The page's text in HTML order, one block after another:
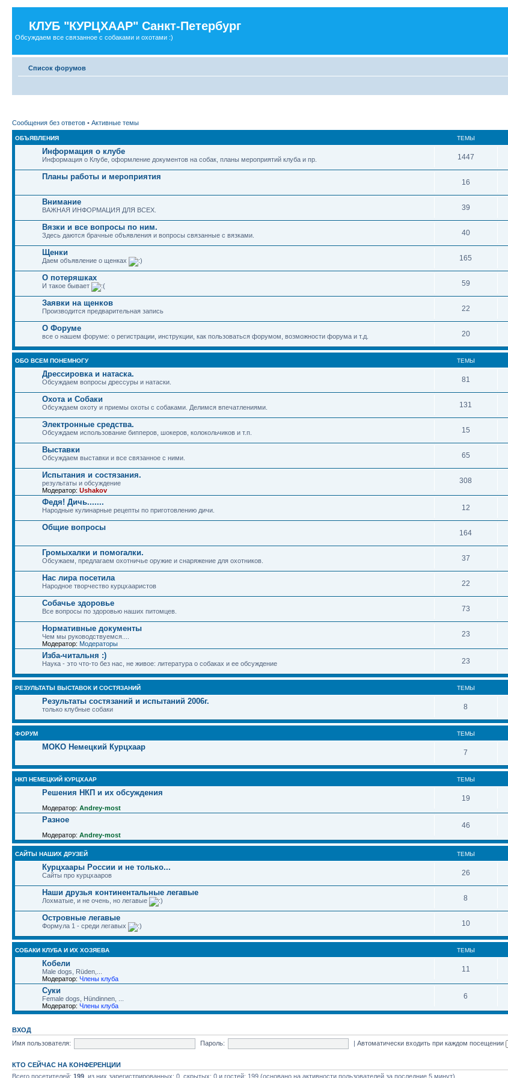
КЛУБ "КУРЦХААР" Санкт-Петербург
Обсуждаем все связанное с собаками и охотами :)
Список форумов
Сообщения без ответов • Активные темы
ОБЪЯВЛЕНИЯ ТЕМЫ
Информация о клубе
Информация о Клубе, оформление документов на собак, планы мероприятий клуба и пр. 1447
Планы работы и мероприятия
16
Внимание
ВАЖНАЯ ИНФОРМАЦИЯ ДЛЯ ВСЕХ. 39
Вязки и все вопросы по ним.
Здесь даются брачные объявления и вопросы связанные с вязками. 40
Щенки
Даем объявление о щенках 165
О потеряшках
И такое бывает 59
Заявки на щенков
Производится предварительная запись 22
О Форуме
все о нашем форуме: о регистрации, инструкции, как пользоваться форумом, возможности форума и т.д. 20
ОБО ВСЕМ ПОНЕМНОГУ ТЕМЫ
Дрессировка и натаска.
Обсуждаем вопросы дрессуры и натаски. 81
Охота и Собаки
Обсуждаем охоту и приемы охоты с собаками. Делимся впечатлениями. 131
Электронные средства.
Обсуждаем использование бипперов, шокеров, колокольчиков и т.п. 15
Выставки
Обсуждаем выставки и все связанное с ними. 65
Испытания и состязания.
результаты и обсуждение
Модератор: Ushakov
308
Федя! Дичь.......
Народные кулинарные рецепты по приготовлению дичи. 12
Общие вопросы
164
Громыхалки и помогалки.
Обсужаем, предлагаем охотничье оружие и снаряжение для охотников. 37
Нас лира посетила
Народное творчество курцхааристов 22
Собачье здоровье
Все вопросы по здоровью наших питомцев. 73
Нормативные документы
Чем мы руководствуемся....
Модератор: Модераторы
23
Изба-читальня :)
Наука - это что-то без нас, не живое: литература о собаках и ее обсуждение 23
РЕЗУЛЬТАТЫ ВЫСТАВОК И СОСТЯЗАНИЙ ТЕМЫ
Результаты состязаний и испытаний 2006г.
только клубные собаки 8
ФОРУМ ТЕМЫ
MOKO Немецкий Курцхаар
7
НКП НЕМЕЦКИЙ КУРЦХААР ТЕМЫ
Решения НКП и их обсуждения
Модератор: Andrey-most
19
Разное
Модератор: Andrey-most
46
САЙТЫ НАШИХ ДРУЗЕЙ ТЕМЫ
Курцхаары России и не только...
Сайты про курцхааров 26
Наши друзья континентальные легавые
Лохматые, и не очень, но легавые 8
Островные легавые
Формула 1 - среди легавых 10
СОБАКИ КЛУБА И ИХ ХОЗЯЕВА ТЕМЫ
Кобели
Male dogs, Rüden,...
Модератор: Члены клуба
11
Суки
Female dogs, Hündinnen, ...
Модератор: Члены клуба
6
ВХОД
Имя пользователя:
Пароль: |Автоматически входить при каждом посещении
КТО СЕЙЧАС НА КОНФЕРЕНЦИИ
Всего посетителей: 199 , из них зарегистрированных: 0, скрытых: 0 и гостей: 199 (основано на активности пользователей за последние 5 минут)